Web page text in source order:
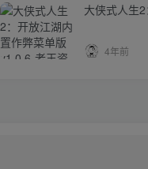
大侠式人生
4年前